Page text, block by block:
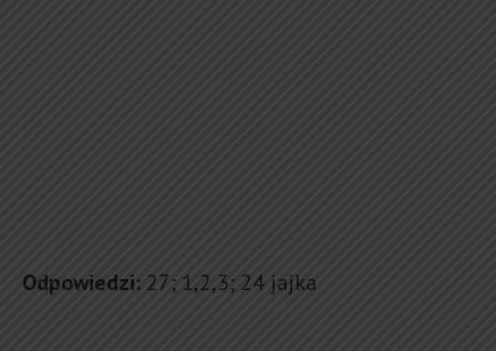
Odpowiedzi: 27; 1,2,3; 24 jajka